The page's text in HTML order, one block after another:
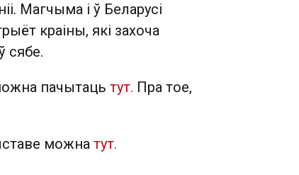
Магчыма і ў Беларусі
краіны, які захоча
сябе.
пачытаць тут. Пра тое,
можна тут.